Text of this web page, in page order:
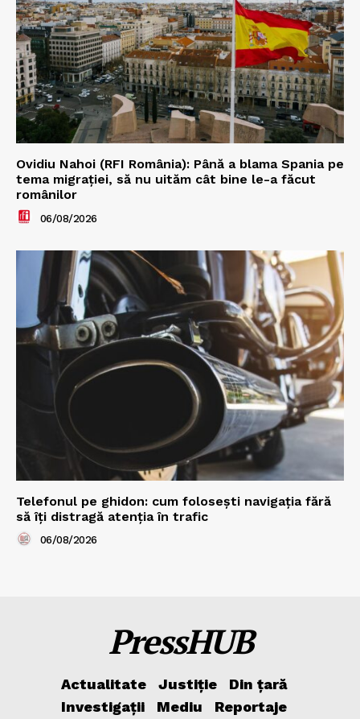
Ovidiu Nahoi (RFI România): Până a blama Spania pe
tema migrației, să nu uităm cât bine le-a făcut
românilor
06/08/2026
Telefonul pe ghidon: cum folosești navigația fără
să îți distragă atenția în trafic
06/08/2026
PressHUB
Actualitate Justiție
Din țară
Investigații
Mediu
Reportaje